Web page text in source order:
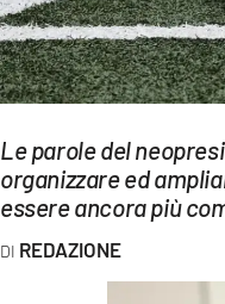
SPORT
Streaming
LAC NETWORK
Le parole del
organizzare ed
essere ancora più
REDAZIONE